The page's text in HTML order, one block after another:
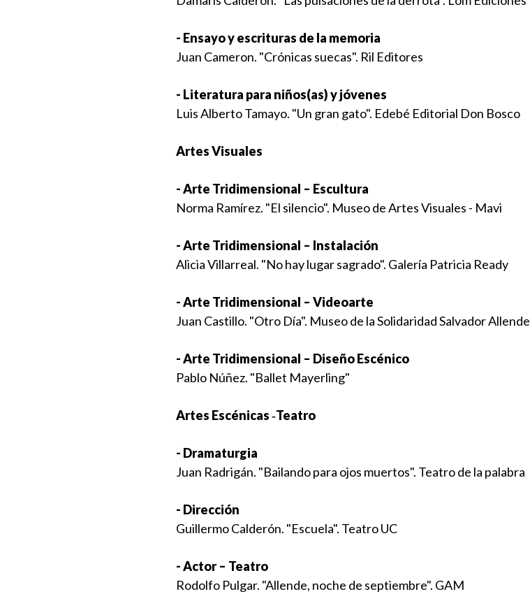
- Ensayo y escrituras de la memoria
Juan Cameron. "Crónicas suecas". Ril Editores
- Literatura para niños(as) y jóvenes
Luis Alberto Tamayo. "Un gran gato". Edebé Editorial Don Bosco
Artes Visuales
- Arte Tridimensional – Escultura
Norma Ramírez. "El silencio". Museo de Artes Visuales - Mavi
- Arte Tridimensional – Instalación
Alicia Villarreal. "No hay lugar sagrado". Galería Patricia Ready
- Arte Tridimensional – Videoarte
Juan Castillo. "Otro Día". Museo de la Solidaridad Salvador Allende
- Arte Tridimensional – Diseño Escénico
Pablo Núñez. "Ballet Mayerling"
Artes Escénicas ‐Teatro
- Dramaturgia
Juan Radrigán. "Bailando para ojos muertos". Teatro de la palabra
- Dirección
Guillermo Calderón. "Escuela". Teatro UC
- Actor – Teatro
Rodolfo Pulgar. "Allende, noche de septiembre". GAM